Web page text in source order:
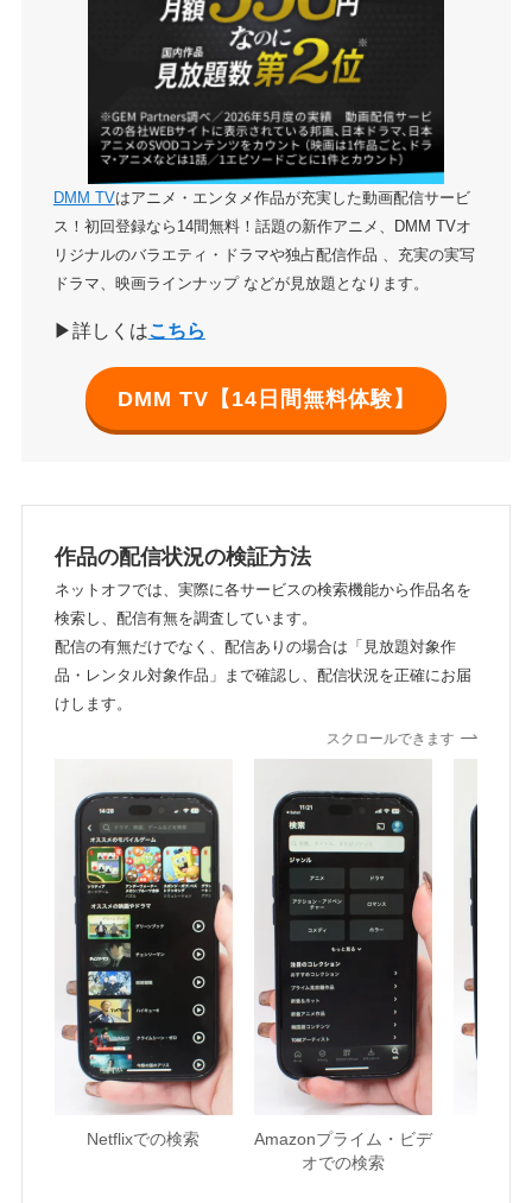
DMM TVはアニメ・エンタメ作品が充実した動画配信サービ
ス！初回登録なら14間無料！話題の新作アニメ、DMM TVオ
リジナルのバラエティ・ドラマや独占配信作品 、充実の実写
ドラマ、映画ラインナップ などが見放題となります。
▶詳しくはこちら
DMM TV【14日間無料体験】
作品の配信状況の検証方法
ネットオフでは、実際に各サービスの検索機能から作品名を
検索し、配信有無を調査しています。
配信の有無だけでなく、配信ありの場合は「見放題対象作
品・レンタル対象作品」まで確認し、配信状況を正確にお届
けします。
スクロールできます
Netflixでの検索
Amazonプライム・ビデ
オでの検索